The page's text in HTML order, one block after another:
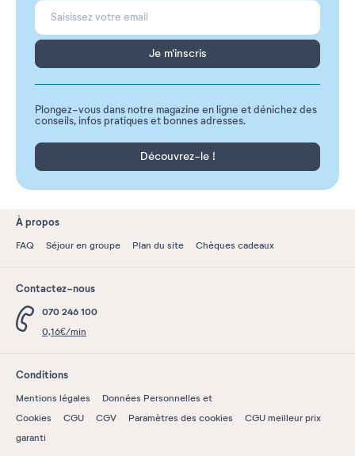
Je m'inscris
Plongez-vous dans notre magazine en ligne et dénichez des
conseils, infos pratiques et bonnes adresses.
Découvrez-le !
À propos
FAQ Séjour en groupe Plan du site Chèques cadeaux
Contactez-nous
070 246 100
0,16€/min
Conditions
Mentions légales
Données Personnelles et
Cookies
CGU CGV Paramètres des cookies
CGU meilleur prix
garanti